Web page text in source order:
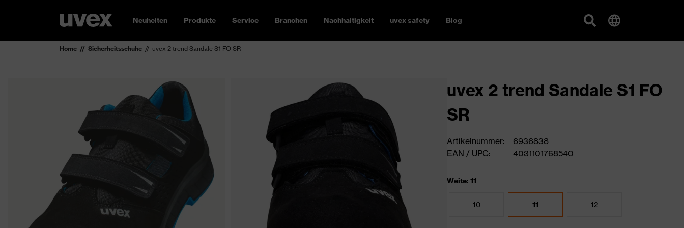
Neuheiten Produkte Service Branchen Nachhaltigkeit uvex safety Blog
Home Sicherheitsschuhe uvex 2 trend Sandale S1 FO SR
uvex 2 trend Sandale S1 FO
SR
Artikelnummer:
6936838
EAN / UPC:
4031101768540
Weite: 11
10 11 12